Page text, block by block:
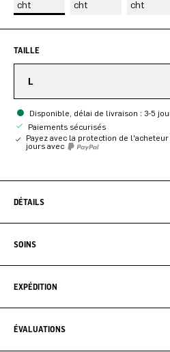
TAILLE
L
Disponible, délai de livraison : 3-5
Paiements sécurisés
Payez avec la protection de
jours avec
DÉTAILS
SOINS
EXPÉDITION
ÉVALUATIONS